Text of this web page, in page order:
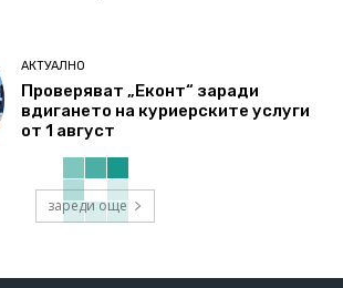
АКТУАЛНО
Проверяват „Еконт“ заради
вдигането на куриерските услуги
от 1 август
зареди още